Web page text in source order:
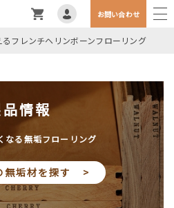
お問い合わせ
るフレンチヘリンボーンフローリング
情報
なる無垢フローリング
無垢材を探す >